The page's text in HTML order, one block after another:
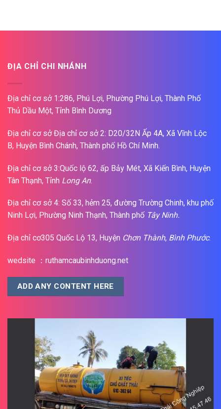
ĐỊA CHỈ CHI NHÁNH
Địa chỉ cơ sở 1:286, Phú Lợi, Phường Phú Lợi, Thành Phố
Thủ Dầu Một, Tỉnh Bình Dương
Địa chỉ cơ sở Địa chỉ cơ sở 2: D20/32N Ấp 4A, Xã Vĩnh Lộc
B, Huyện Bình Chánh, Thành phố Hồ Chí Minh.
Địa chỉ cơ sở 3:Quốc lộ 62, ấp Bảy Mét, Xã Kiến Bình, Huyện
Tân Thạnh, Tỉnh Long An.
Địa chỉ cơ sở 4: Số 33, hẻm 25, đường Trường Chinh, khu phố
Ninh Lợi, Phường Ninh Thạnh, Thành phố Tây Ninh.
Địa chỉ cơ305 Quốc Lộ 13, Huyện Chơn Thành, Bình Phước.
wedsite ：ruthamcaubinhduong.net
ADD ANY CONTENT HERE